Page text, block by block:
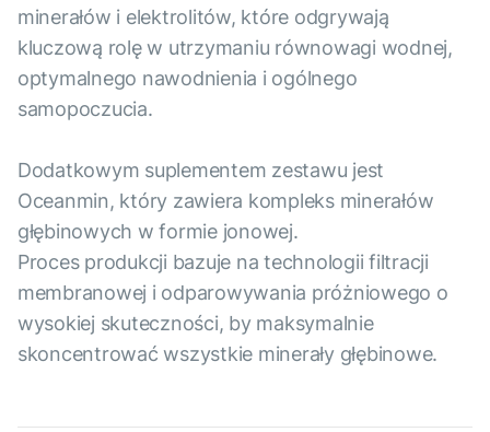
minerałów i elektrolitów, które odgrywają
kluczową rolę w utrzymaniu równowagi wodnej,
optymalnego nawodnienia i ogólnego
samopoczucia.
Dodatkowym suplementem zestawu jest
Oceanmin, który zawiera kompleks minerałów
głębinowych w formie jonowej.
Proces produkcji bazuje na technologii filtracji
membranowej i odparowywania próżniowego o
wysokiej skuteczności, by maksymalnie
skoncentrować wszystkie minerały głębinowe.